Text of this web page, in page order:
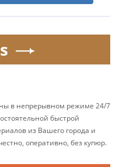
в непрерывном режиме 24/7
быстрой
из Вашего города и
оперативно, без купюр.